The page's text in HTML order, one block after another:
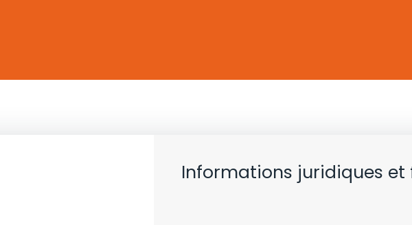
Informations juridiques et